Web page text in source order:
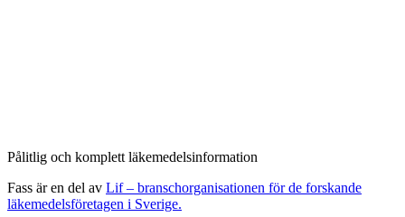
Pålitlig och komplett läkemedelsinformation
Fass är en del av Lif – branschorganisationen för de forskande
läkemedelsföretagen i Sverige.